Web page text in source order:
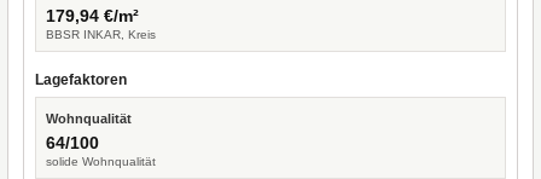
179,94 €/m²
BBSR INKAR, Kreis
Lagefaktoren
Wohnqualität
64/100
solide Wohnqualität